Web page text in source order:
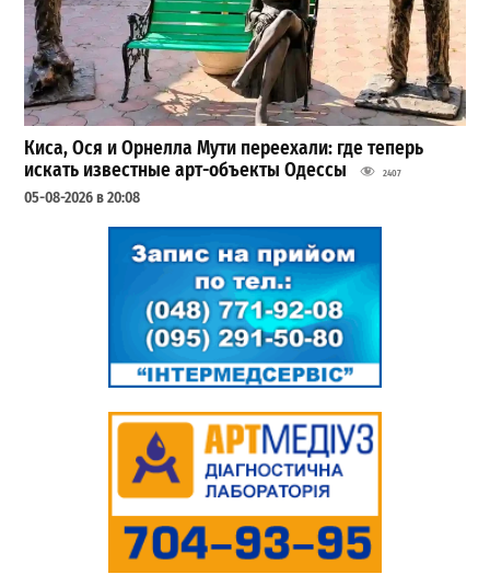
Киса, Ося и Орнелла Мути переехали: где теперь
искать известные арт-объекты Одессы
2407
05-08-2026 в 20:08